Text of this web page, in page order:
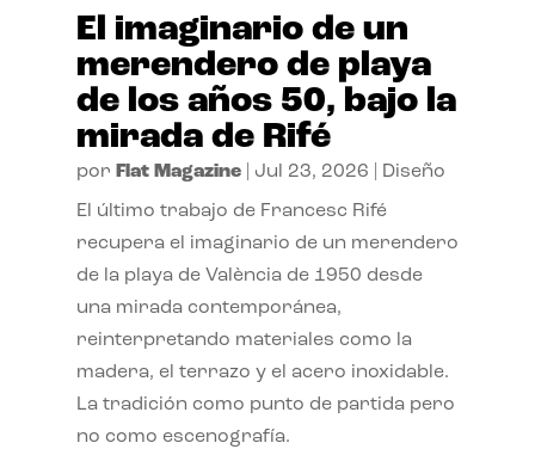
El imaginario de un
merendero de playa
de los años 50, bajo la
mirada de Rifé
por Flat Magazine| Jul 23, 2026 Diseño
El último trabajo de Francesc Rifé
recupera el imaginario de un merendero
de la playa de València de 1950 desde
una mirada contemporánea,
reinterpretando materiales como la
madera, el terrazo y el acero inoxidable.
La tradición como punto de partida pero
no como escenografía.